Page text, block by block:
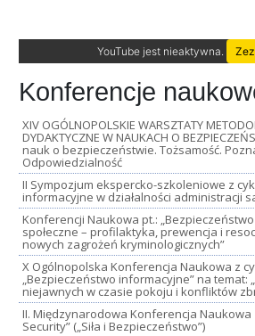
YouTube jest nieaktywna.
Konferencje
XIV OGÓLNOPOLSKIE WARSZTATY
DYDAKTYCZNE W NAUKACH O
nauk o bezpieczeństwie. Tożsamość.
Odpowiedzialność
II Sympozjum ekspercko-szkoleniowe z
informacyjne w działalności administracji
Konferencji Naukowa pt.:
społeczne – profilaktyka, prewencja i
nowych zagrożeń kryminologicznych”
X Ogólnopolska Konferencja Naukowa z
„Bezpieczeństwo informacyjne” na temat:
niejawnych w czasie pokoju i konfliktów
II. Międzynarodowa Konferencja Naukowa
Security” („Siła i Bezpieczeństwo”)